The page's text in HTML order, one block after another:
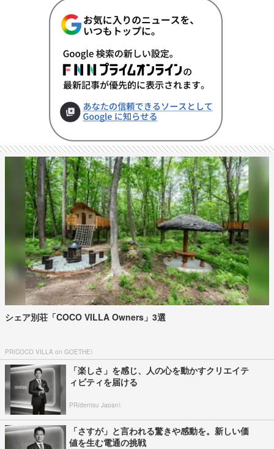
シェア別荘「COCO VILLA Owners」3選
PR(COCO VILLA on GOETHE)
「楽しさ」を感じ、人の心を動かすクリエイテ
ィビティを届ける
PR(dentsu Japan)
「さすが」と言われる驚きや感動を。新しい価
値を生む電通の挑戦